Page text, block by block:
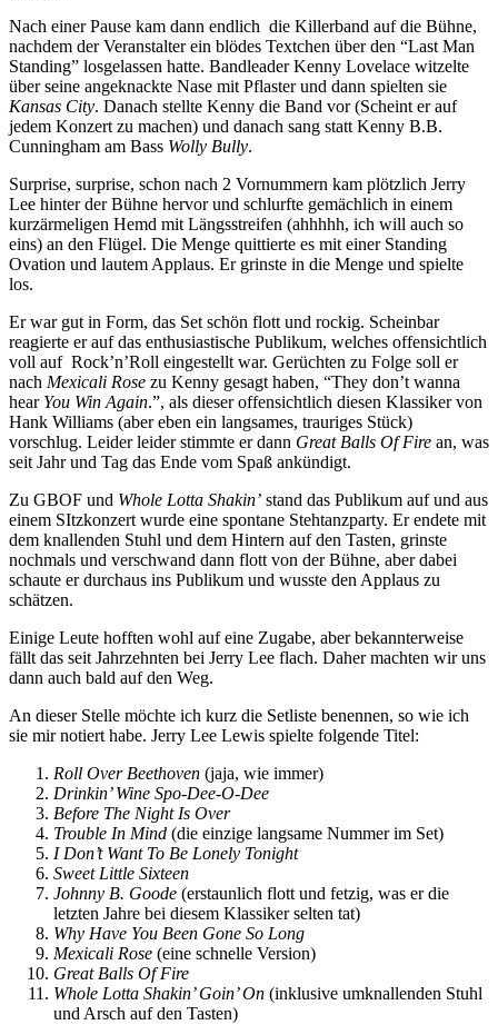
Nach einer Pause kam dann endlich die Killerband auf die Bühne,
nachdem der Veranstalter ein blödes Textchen über den “Last Man
Standing” losgelassen hatte. Bandleader Kenny Lovelace witzelte
über seine angeknackte Nase mit Pflaster und dann spielten sie
Kansas City. Danach stellte Kenny die Band vor (Scheint er auf
jedem Konzert zu machen) und danach sang statt Kenny B.B.
Cunningham am Bass Wolly Bully.
Surprise, surprise, schon nach 2 Vornummern kam plötzlich Jerry
Lee hinter der Bühne hervor und schlurfte gemächlich in einem
kurzärmeligen Hemd mit Längsstreifen (ahhhhh, ich will auch so
eins) an den Flügel. Die Menge quittierte es mit einer Standing
Ovation und lautem Applaus. Er grinste in die Menge und spielte
los.
Er war gut in Form, das Set schön flott und rockig. Scheinbar
reagierte er auf das enthusiastische Publikum, welches offensichtlich
voll auf Rock’n’Roll eingestellt war. Gerüchten zu Folge soll er
nach Mexicali Rose zu Kenny gesagt haben, “They don’t wanna
hear You Win Again.”, als dieser offensichtlich diesen Klassiker von
Hank Williams (aber eben ein langsames, trauriges Stück)
vorschlug. Leider leider stimmte er dann Great Balls Of Fire an, was
seit Jahr und Tag das Ende vom Spaß ankündigt.
Zu GBOF und Whole Lotta Shakin’ stand das Publikum auf und aus
einem SItzkonzert wurde eine spontane Stehtanzparty. Er endete mit
dem knallenden Stuhl und dem Hintern auf den Tasten, grinste
nochmals und verschwand dann flott von der Bühne, aber dabei
schaute er durchaus ins Publikum und wusste den Applaus zu
schätzen.
Einige Leute hofften wohl auf eine Zugabe, aber bekannterweise
fällt das seit Jahrzehnten bei Jerry Lee flach. Daher machten wir uns
dann auch bald auf den Weg.
An dieser Stelle möchte ich kurz die Setliste benennen, so wie ich
sie mir notiert habe. Jerry Lee Lewis spielte folgende Titel:
Roll Over Beethoven (jaja, wie immer)
Drinkin’ Wine Spo-Dee-O-Dee
Before The Night Is Over
Trouble In Mind (die einzige langsame Nummer im Set)
I Don’t Want To Be Lonely Tonight
Sweet Little Sixteen
Johnny B. Goode (erstaunlich flott und fetzig, was er die
letzten Jahre bei diesem Klassiker selten tat)
Why Have You Been Gone So Long
Mexicali Rose (eine schnelle Version)
Great Balls Of Fire
Whole Lotta Shakin’ Goin’ On (inklusive umknallenden Stuhl
und Arsch auf den Tasten)